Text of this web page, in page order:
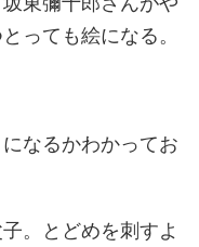
っても絵になる。
なるかわかってお
。とどめを刺すよ